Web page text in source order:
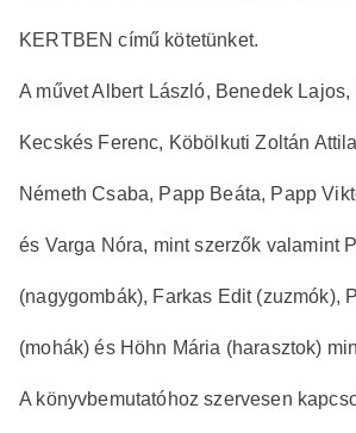
KERTBEN című kötetünket.
A művet Albert László, Benedek Lajos,
Kecskés Ferenc, Köbölkuti Zoltán
Németh Csaba, Papp Beáta, Papp
és Varga Nóra, mint szerzők valamint
(nagygombák), Farkas Edit (zuzmók),
(mohák) és Höhn Mária (harasztok)
A könyvbemutatóhoz szervesen